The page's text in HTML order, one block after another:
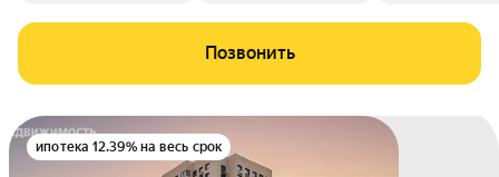
Позвонить
ипотека 12.39% на весь срок